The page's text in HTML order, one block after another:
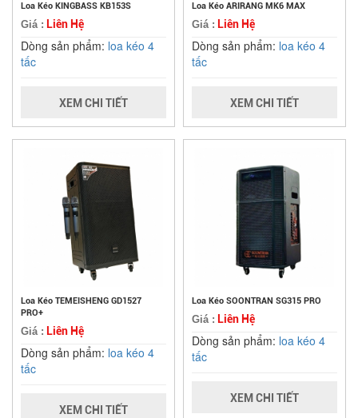
Loa Kéo KINGBASS KB153S
Giá : Liên Hệ
Dòng sản phẩm: loa kéo 4
tấc
XEM CHI TIẾT
Loa Kéo ARIRANG MK6 MAX
Giá : Liên Hệ
Dòng sản phẩm: loa kéo 4
tấc
XEM CHI TIẾT
Loa Kéo TEMEISHENG GD1527
PRO+
Giá : Liên Hệ
Dòng sản phẩm: loa kéo 4
tấc
XEM CHI TIẾT
Loa Kéo SOONTRAN SG315 PRO
Giá : Liên Hệ
Dòng sản phẩm: loa kéo 4
tấc
XEM CHI TIẾT